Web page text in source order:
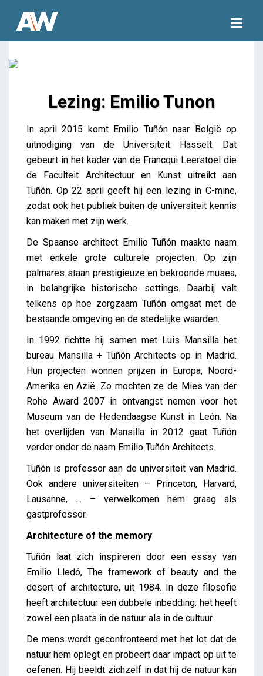
Lezing: Emilio Tunon
Lezing: Emilio Tunon
iris
In april 2015 komt Emilio Tuñón naar België op
uitnodiging van de Universiteit Hasselt. Dat
gebeurt in het kader van de Francqui Leerstoel die
de Faculteit Architectuur en Kunst uitreikt aan
Tuñón. Op 22 april geeft hij een lezing in C-mine,
zodat ook het publiek buiten de universiteit kennis
kan maken met zijn werk.
De Spaanse architect Emilio Tuñón maakte naam
met enkele grote culturele projecten. Op zijn
palmares staan prestigieuze en bekroonde musea,
in belangrijke historische settings. Daarbij valt
telkens op hoe zorgzaam Tuñón omgaat met de
bestaande omgeving en de stedelijke waarden.
In 1992 richtte hij samen met Luis Mansilla het
bureau Mansilla + Tuñón Architects op in Madrid.
Hun projecten wonnen prijzen in Europa, Noord-
Amerika en Azië. Zo mochten ze de Mies van der
Rohe Award 2007 in ontvangst nemen voor het
Museum van de Hedendaagse Kunst in León. Na
het overlijden van Mansilla in 2012 gaat Tuñón
verder onder de naam Emilio Tuñón Architects.
Tuñón is professor aan de universiteit van Madrid.
Ook andere universiteiten – Princeton, Harvard,
Lausanne, … – verwelkomen hem graag als
gastprofessor.
Architecture of the memory
Tuñón laat zich inspireren door een essay van
Emilio Lledó, The framework of beauty and the
desert of architecture, uit 1984. In deze filosofie
heeft architectuur een dubbele inbedding: het heeft
zowel een plaats in de natuur als in de cultuur.
De mens wordt geconfronteerd met het lot dat de
natuur hem oplegt en probeert daar impact op uit te
oefenen. Hij beeldt zichzelf in dat hij de natuur kan